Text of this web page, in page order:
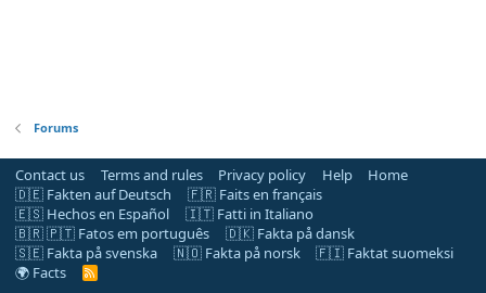
Forums
Contact us Terms and rules Privacy policy Help
Home
🇩🇪 Fakten auf Deutsch
🇫🇷 Faits en français
🇪🇸 Hechos en Español
🇮🇹 Fatti in Italiano
🇧🇷 🇵🇹 Fatos em português
🇩🇰 Fakta på dansk
🇸🇪 Fakta på svenska
🇳🇴 Fakta på norsk
🇫🇮 Faktat suomeksi
🌍 Facts
R